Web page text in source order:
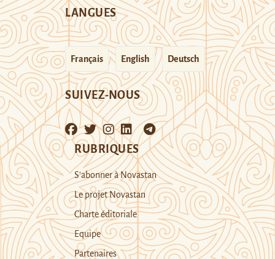
LANGUES
Français English Deutsch
SUIVEZ-NOUS
RUBRIQUES
S’abonner à Novastan
Le projet Novastan
Charte éditoriale
Equipe
Partenaires